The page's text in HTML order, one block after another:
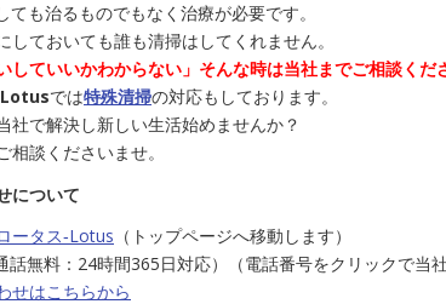
も治るものでもなく治療が必要です。
しておいても誰も清掃はしてくれません。
していいかわからない」そんな時は当社までご相談くだ
Lotusでは特殊清掃の対応もしております。
社で解決し新しい生活始めませんか？
談くださいませ。
について
ータス‐Lotus （トップページへ移動します）
話無料：24時間365日対応）（電話番号をクリックで当
せはこちらから